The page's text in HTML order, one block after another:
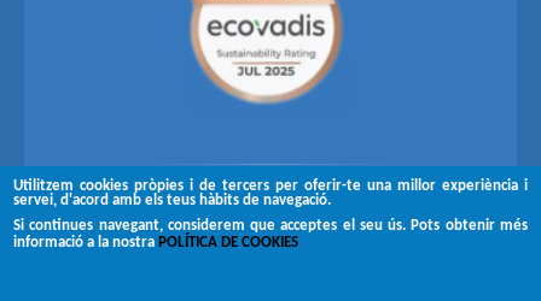
Utilitzem cookies pròpies i de tercers per oferir-te una millor experiència i
servei, d'acord amb els teus hàbits de navegació.
Si continues navegant, considerem que acceptes el seu ús. Pots obtenir més
informació a la nostra POLÍTICA DE COOKIES
Segueix-nos a